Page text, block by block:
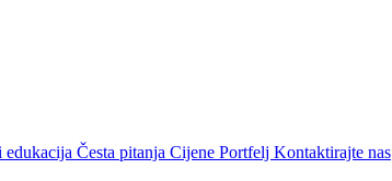
edukacija Česta pitanja Cijene Portfelj Kontaktirajte nas